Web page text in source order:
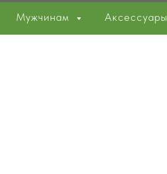
Мужчинам Аксессуары